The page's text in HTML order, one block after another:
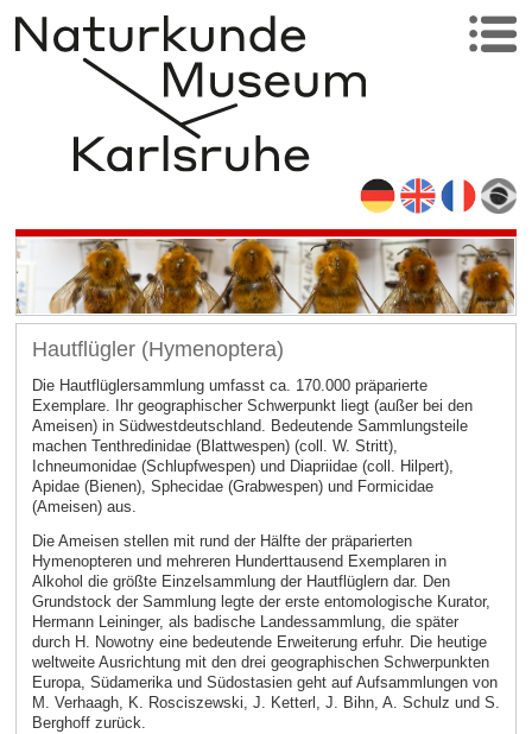
Hautflügler (Hymenoptera)
Die Hautflüglersammlung umfasst ca. 170.000 präparierte
Exemplare. Ihr geographischer Schwerpunkt liegt (außer bei den
Ameisen) in Südwestdeutschland. Bedeutende Sammlungsteile
machen Tenthredinidae (Blattwespen) (coll. W. Stritt),
Ichneumonidae (Schlupfwespen) und Diapriidae (coll. Hilpert),
Apidae (Bienen), Sphecidae (Grabwespen) und Formicidae
(Ameisen) aus.
Die Ameisen stellen mit rund der Hälfte der präparierten
Hymenopteren und mehreren Hunderttausend Exemplaren in
Alkohol die größte Einzelsammlung der Hautflüglern dar. Den
Grundstock der Sammlung legte der erste entomologische Kurator,
Hermann Leininger, als badische Landessammlung, die später
durch H. Nowotny eine bedeutende Erweiterung erfuhr. Die heutige
weltweite Ausrichtung mit den drei geographischen Schwerpunkten
Europa, Südamerika und Südostasien geht auf Aufsammlungen von
M. Verhaagh, K. Rosciszewski, J. Ketterl, J. Bihn, A. Schulz und S.
Berghoff zurück.